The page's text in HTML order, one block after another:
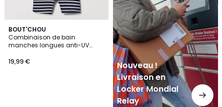
BOUT'CHOU
Combinaison de bain
manches longues anti-UV
19,99 €
Nouveau !
Livraison en
Locker Mondial
Relay